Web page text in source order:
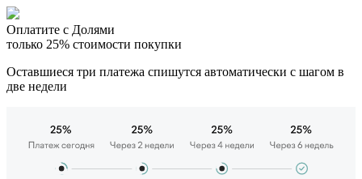
Оплатите с Долями
только 25% стоимости покупки
Оставшиеся три платежа спишутся автоматически с шагом в
две недели